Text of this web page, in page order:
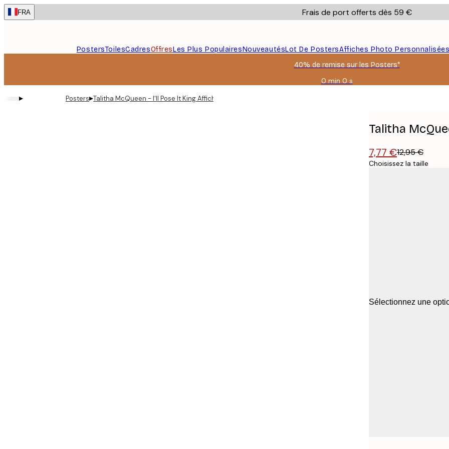
Skip
to
FRA Frais de port offerts dès 59 €
PostersToilesCadresOffresLes Plus PopulairesNouveautésLot De PostersAffiches Photo
40% de remise sur les Posters*
0 min 0 s
Valable
▸ Posters▸Talitha McQueen - I'll Pose It King Affiche
Talitha
7,77 €12,95 €
Choisissez la taille
Sélectionnez une